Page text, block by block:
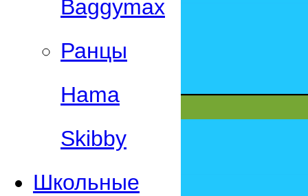
Baggymax
Ранцы
Hama
Skibby
Школьные